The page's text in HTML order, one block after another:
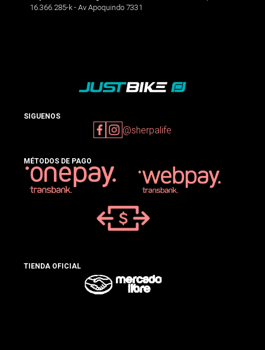
16.366.285-k - Av Apoquindo 7331
SIGUENOS
@sherpalife
MÉTODOS DE PAGO
TIENDA OFICIAL